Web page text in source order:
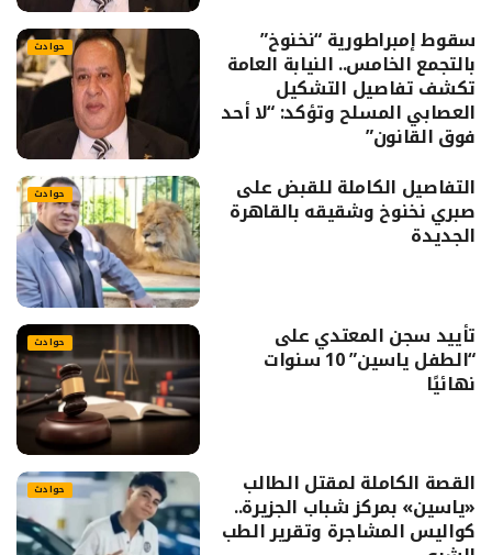
حوادث سقوط إمبراطورية “نخنوخ”
بالتجمع الخامس.. النيابة العامة
تكشف تفاصيل التشكيل
العصابي المسلح وتؤكد: “لا أحد
فوق القانون”
حوادث التفاصيل الكاملة للقبض على
صبري نخنوخ وشقيقه بالقاهرة
الجديدة
حوادث تأييد سجن المعتدي على
“الطفل ياسين” 10 سنوات
نهائيًا
حوادث القصة الكاملة لمقتل الطالب
«ياسين» بمركز شباب الجزيرة..
كواليس المشاجرة وتقرير الطب